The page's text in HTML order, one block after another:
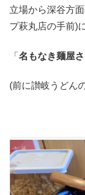
立場から深谷方
プ萩丸店の手前)
「 名もなき麺屋
(前に讃岐うどん